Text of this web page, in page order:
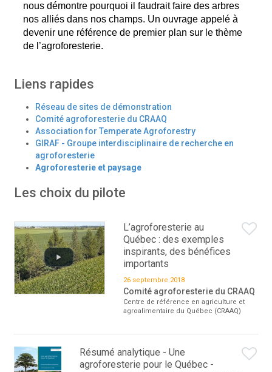
nous démontre pourquoi il faudrait faire des arbres
nos alliés dans nos champs. Un ouvrage appelé à
devenir une référence de premier plan sur le thème
de l’agroforesterie.
Liens rapides
Réseau de sites de démonstration
Comité agroforesterie du CRAAQ
Association for Temperate Agroforestry
GIRAF - Groupe interdisciplinaire de recherche en
agroforesterie
Agroforesterie et paysage
Les choix du pilote
L’agroforesterie au
Québec : des exemples
inspirants, des bénéfices
importants
26 septembre 2018
Comité agroforesterie du CRAAQ
Centre de référence en agriculture et
agroalimentaire du Québec (CRAAQ)
Résumé analytique - Une
agroforesterie pour le Québec -